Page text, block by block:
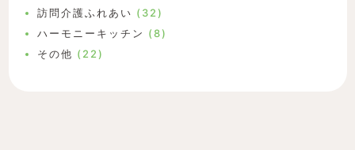
訪問介護ふれあい (32)
ハーモニーキッチン (8)
その他 (22)